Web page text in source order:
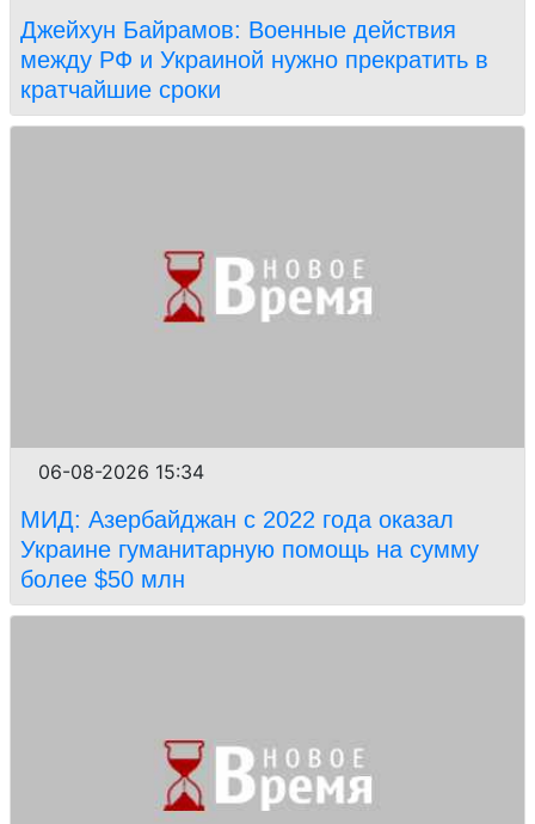
Джейхун Байрамов: Военные действия
между РФ и Украиной нужно прекратить в
кратчайшие сроки
06-08-2026 15:34
МИД: Азербайджан с 2022 года оказал
Украине гуманитарную помощь на сумму
более $50 млн